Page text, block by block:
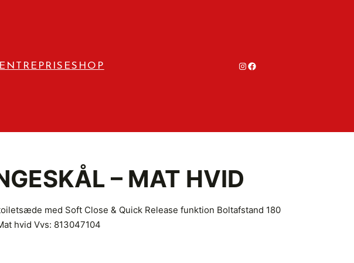
ENTREPRISESHOP # #
– MAT HVID
med Soft Close & Quick Release funktion Boltafstand 180
hvid Vvs: 813047104